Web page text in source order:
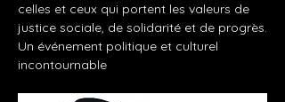
celles et ceux qui portent les valeurs de
justice sociale, de solidarité et de progrès.
Un événement politique et culturel
incontournable